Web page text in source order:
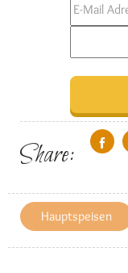
Share:
Hauptspeisen